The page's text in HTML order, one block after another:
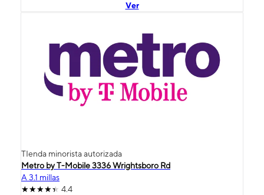
Ver
TIenda minorista autorizada
Metro by T-Mobile 3336 Wrightsboro Rd
A 3.1 millas
4.4